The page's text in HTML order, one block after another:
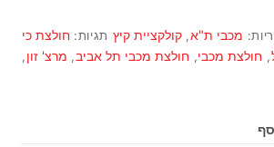
מכבי ת"א,קולקציית קיץ תגיות: חולצת כי
, חולצת מכבי, חולצת מכבי תל אביב, מרצ' זון,